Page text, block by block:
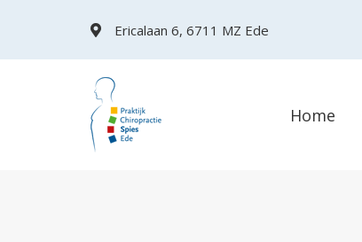
primary
Ericalaan 6, 6711 MZ Ede
Home